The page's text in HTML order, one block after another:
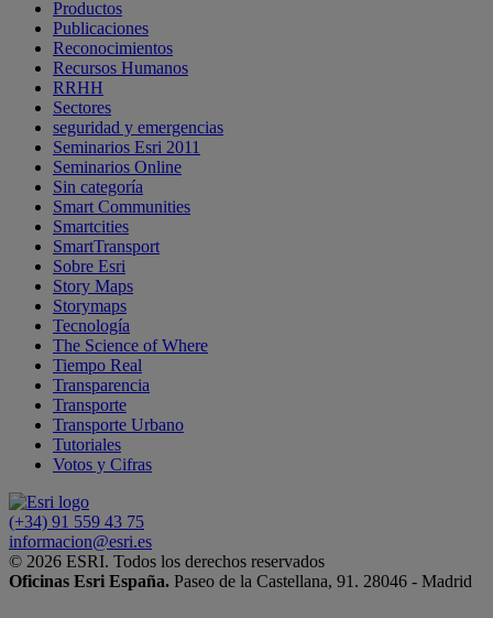
Productos
Publicaciones
Reconocimientos
Recursos Humanos
RRHH
Sectores
seguridad y emergencias
Seminarios Esri 2011
Seminarios Online
Sin categoría
Smart Communities
Smartcities
SmartTransport
Sobre Esri
Story Maps
Storymaps
Tecnología
The Science of Where
Tiempo Real
Transparencia
Transporte
Transporte Urbano
Tutoriales
Votos y Cifras
(+34) 91 559 43 75
informacion@esri.es
© 2026 ESRI. Todos los derechos reservados
Oficinas Esri España. Paseo de la Castellana, 91. 28046 - Madrid